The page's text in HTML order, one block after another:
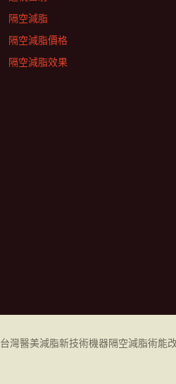
隔空減脂
隔空減脂價格
隔空減脂效果
台灣醫美減脂新技術機器隔空減脂術能